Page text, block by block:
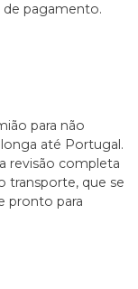
pagamento.
para não
até Portugal.
revisão completa
transporte, que se
pronto para